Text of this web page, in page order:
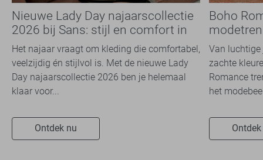
Nieuwe Lady Day najaarscollectie
2026 bij Sans: stijl en comfort in
travelkwaliteit
Het najaar vraagt om kleding die comfortabel,
veelzijdig én stijlvol is. Met de nieuwe Lady
Day najaarscollectie 2026 ben je helemaal
klaar voor...
Ontdek nu
Boho
overal
Van luchtige
zachte
Romance
het